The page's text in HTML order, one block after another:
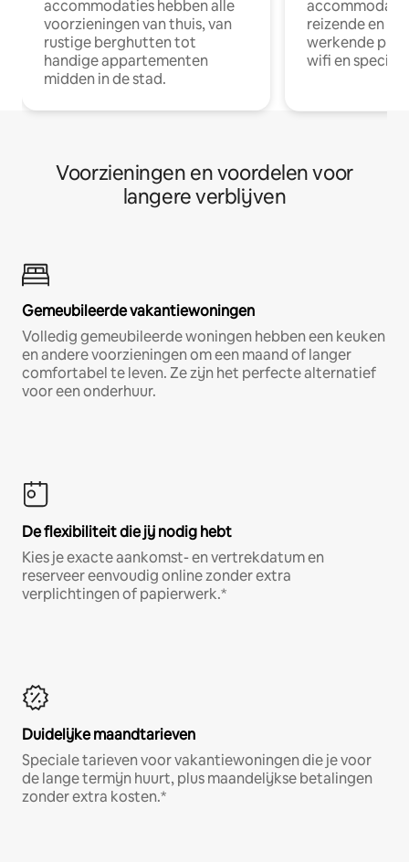
accommodaties hebben alle
voorzieningen van thuis, van
rustige berghutten tot
handige appartementen
midden in de stad.
reizende en
werkende
wifi en
Voorzieningen en voordelen voor
langere verblijven
Gemeubileerde vakantiewoningen
Volledig gemeubileerde woningen hebben een keuken
en andere voorzieningen om een maand of langer
comfortabel te leven. Ze zijn het perfecte alternatief
voor een onderhuur.
De flexibiliteit die jij nodig hebt
Kies je exacte aankomst- en vertrekdatum en
reserveer eenvoudig online zonder extra
verplichtingen of papierwerk.*
Duidelijke maandtarieven
Speciale tarieven voor vakantiewoningen die je voor
de lange termijn huurt, plus maandelijkse betalingen
zonder extra kosten.*